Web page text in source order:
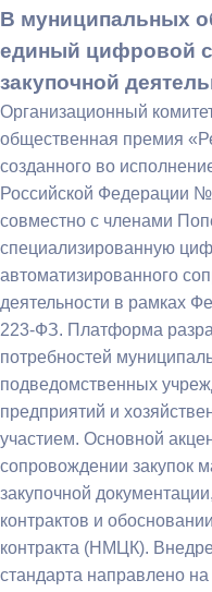
В муниципальных
единый цифровой
закупочной
Организационный
общественная премия
созданного во
Российской Федерации №
совместно с членами
специализированную
автоматизированного
деятельности в рамках
223-ФЗ. Платформа
потребностей
подведомственных
предприятий и
участием. Основной
сопровождении закупок
закупочной
контрактов и
контракта (НМЦК).
стандарта направлено